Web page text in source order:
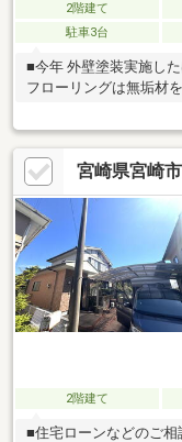
2階建て
駐車3台
■今年 外壁塗装実施し
フローリングは無垢材
宮崎県宮崎
2階建て
■住宅ローンなどのご